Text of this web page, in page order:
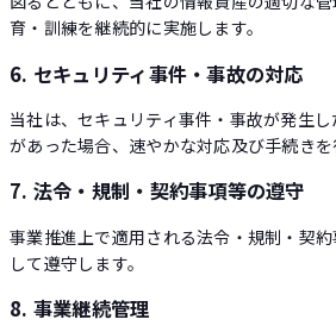
育・訓練を継続的に実施します。
6. セキュリティ事件・事故の対応
当社は、セキュリティ事件・事故が発生
があった場合、速やかな対応及び手続きを
7. 法令・規制・契約事項等の遵守
事業推進上で適用される法令・規制・契
して遵守します。
8. 事業継続管理